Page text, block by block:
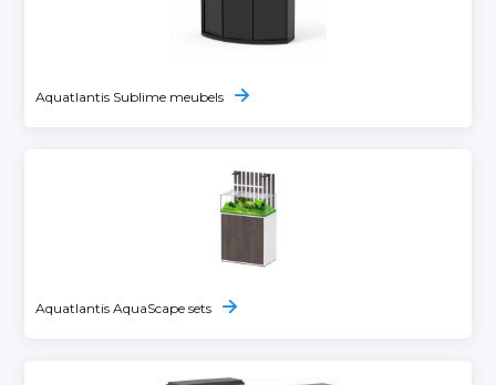
Aquatlantis Sublime meubels
Aquatlantis AquaScape sets